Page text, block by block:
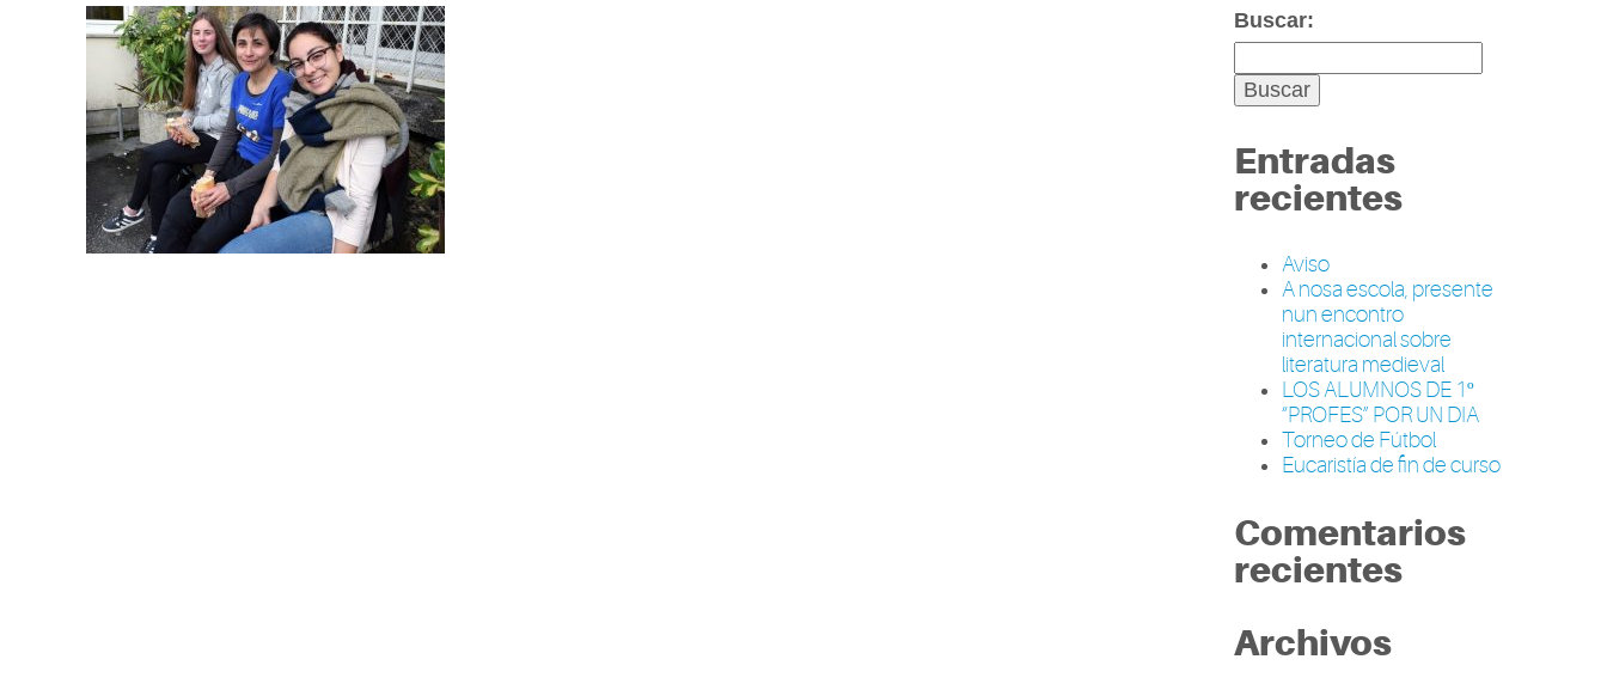
Buscar:
Entradas
recientes
Aviso
A nosa escola, presente
nun encontro
internacional sobre
literatura medieval
LOS ALUMNOS DE 1º
“PROFES” POR UN DIA
Torneo de Fútbol
Eucaristía de fin de curso
Comentarios
recientes
Archivos